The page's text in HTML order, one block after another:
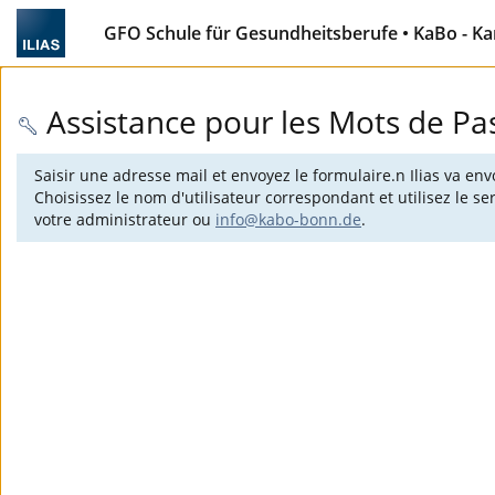
GFO Schule für Gesundheitsberufe • KaBo -
Assistance pour les Mots de
Saisir une adresse mail et envoyez le formulaire.n Ilias va
Choisissez le nom d'utilisateur correspondant et utilisez le
votre administrateur ou info@kabo-bonn.de.